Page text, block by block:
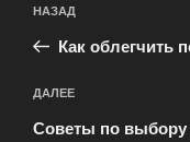
по
записям
Предыдущая
запись:
НАЗАД
Как облегчить
Следующая
запись
ДАЛЕЕ
Советы по выбору